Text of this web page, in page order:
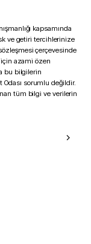
kapsamında
ve getiri tercihlerinize
çerçevesinde
azami özen
bu bilgilerin
Odası sorumlu değildir.
tüm bilgi ve verilerin